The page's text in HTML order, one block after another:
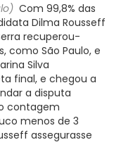
Com 99,8% das
Dilma Rousseff
recuperou-
como São Paulo, e
Silva
final, e chegou a
a disputa
contagem
menos de 3
assegurasse